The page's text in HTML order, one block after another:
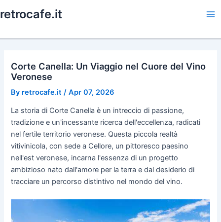
to
retrocafe.it
Corte Canella: Un Viaggio nel Cuore del Vino
Veronese
By retrocafe.it /Apr 07, 2026
La storia di Corte Canella è un intreccio di passione,
tradizione e un'incessante ricerca dell'eccellenza, radicati
nel fertile territorio veronese. Questa piccola realtà
vitivinicola, con sede a Cellore, un pittoresco paesino
nell'est veronese, incarna l'essenza di un progetto
ambizioso nato dall'amore per la terra e dal desiderio di
tracciare un percorso distintivo nel mondo del vino.